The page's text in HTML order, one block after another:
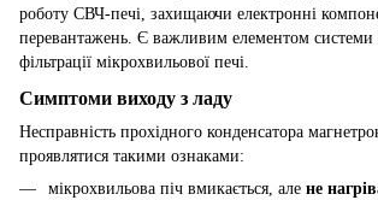
роботу СВЧ-печі, захищаючи електронні
перевантажень. Є важливим елементом системи
фільтрації мікрохвильової печі.
Симптоми виходу з ладу
Несправність прохідного конденсатора
проявлятися такими ознаками:
мікрохвильова піч вмикається, але не